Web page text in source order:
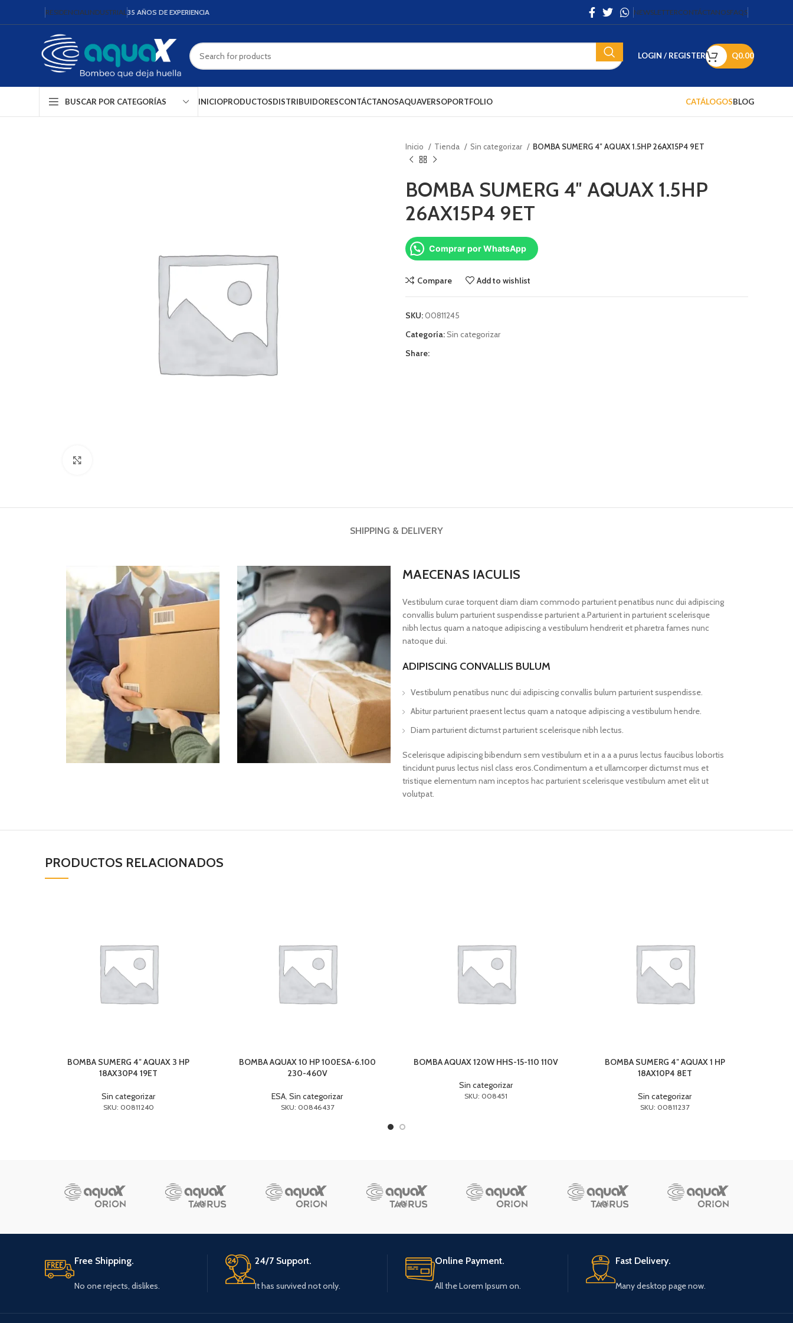
RESIDENCIAL INDUSTRIAL 35 AÑOS DE EXPERIENCIA NEWSLETTERCONTÁCTANOSFAQS
LOGIN / REGISTER Q0.00
BUSCAR POR CATEGORÍAS INICIOPRODUCTOSDISTRIBUIDORESCONTÁCTANOSAQUAVERSOPORTFOLIO CATÁLOGOSBLOG
Inicio Tienda Sin categorizar BOMBA SUMERG 4″ AQUAX 1.5HP 26AX15P4 9ET
BOMBA SUMERG 4″ AQUAX 1.5HP
26AX15P4 9ET
Comprar por WhatsApp
Compare Add to wishlist
SKU:00811245
Categoría:Sin categorizar
Share:
SHIPPING & DELIVERY
MAECENAS IACULIS
Vestibulum curae torquent diam diam commodo parturient penatibus nunc dui adipiscing
convallis bulum parturient suspendisse parturient a.Parturient in parturient scelerisque
nibh lectus quam a natoque adipiscing a vestibulum hendrerit et pharetra fames nunc
natoque dui.
ADIPISCING CONVALLIS BULUM
Vestibulum penatibus nunc dui adipiscing convallis bulum parturient suspendisse.
Abitur parturient praesent lectus quam a natoque adipiscing a vestibulum hendre.
Diam parturient dictumst parturient scelerisque nibh lectus.
Scelerisque adipiscing bibendum sem vestibulum et in a a a purus lectus faucibus lobortis
tincidunt purus lectus nisl class eros.Condimentum a et ullamcorper dictumst mus et
tristique elementum nam inceptos hac parturient scelerisque vestibulum amet elit ut
volutpat.
PRODUCTOS RELACIONADOS
BOMBA SUMERG 4″ AQUAX 3 HP
18AX30P4 19ET
Sin categorizar
SKU: 00811240
BOMBA AQUAX 10 HP 100ESA-6.100
230-460V
ESA, Sin categorizar
SKU: 00846437
BOMBA AQUAX 120W HHS-15-110 110V
Sin categorizar
SKU: 008451
BOMBA SUMERG 4″ AQUAX 1 HP
18AX10P4 8ET
Sin categorizar
SKU: 00811237
Free Shipping.
No one rejects, dislikes.
24/7 Support.
It has survived not only.
Online Payment.
All the Lorem Ipsum on.
Fast Delivery.
Many desktop page now.